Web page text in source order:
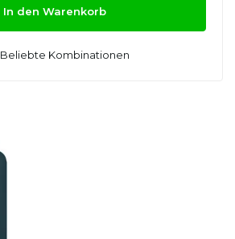
In den Warenkorb
Beliebte Kombinationen